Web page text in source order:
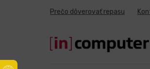
Prečo dôverovať repasu